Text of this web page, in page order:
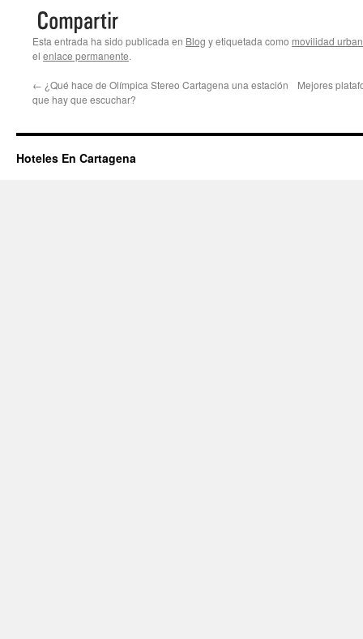
Esta entrada ha sido publicada en Blog y etiquetada como movilidad
el enlace permanente.
← ¿Qué hace de Olímpica Stereo Cartagena una estación
que hay que escuchar?
Mejores
Hoteles En Cartagena